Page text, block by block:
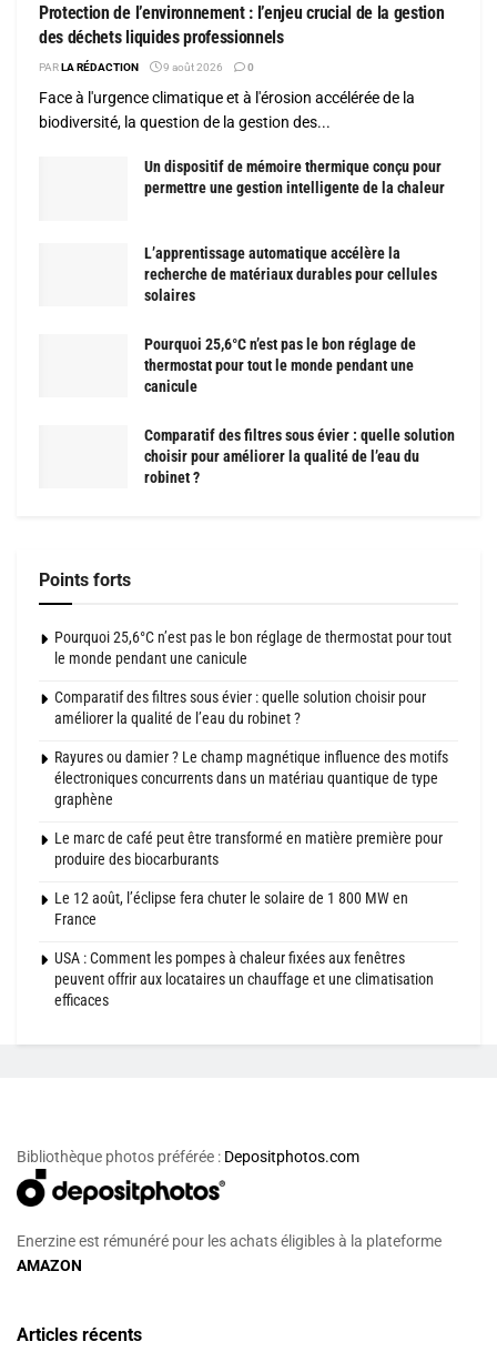
Protection de l’environnement : l’enjeu crucial de la gestion
des déchets liquides professionnels
PAR LA RÉDACTION 9 août 2026 0
Face à l'urgence climatique et à l'érosion accélérée de la
biodiversité, la question de la gestion des...
Un dispositif de mémoire thermique conçu pour
permettre une gestion intelligente de la chaleur
L’apprentissage automatique accélère la
recherche de matériaux durables pour cellules
solaires
Pourquoi 25,6°C n’est pas le bon réglage de
thermostat pour tout le monde pendant une
canicule
Comparatif des filtres sous évier : quelle solution
choisir pour améliorer la qualité de l’eau du
robinet ?
Points forts
Pourquoi 25,6°C n’est pas le bon réglage de thermostat pour tout
le monde pendant une canicule
Comparatif des filtres sous évier : quelle solution choisir pour
améliorer la qualité de l’eau du robinet ?
Rayures ou damier ? Le champ magnétique influence des motifs
électroniques concurrents dans un matériau quantique de type
graphène
Le marc de café peut être transformé en matière première pour
produire des biocarburants
Le 12 août, l’éclipse fera chuter le solaire de 1 800 MW en
France
USA : Comment les pompes à chaleur fixées aux fenêtres
peuvent offrir aux locataires un chauffage et une climatisation
efficaces
Bibliothèque photos préférée : Depositphotos.com
Enerzine est rémunéré pour les achats éligibles à la plateforme
AMAZON
Articles récents